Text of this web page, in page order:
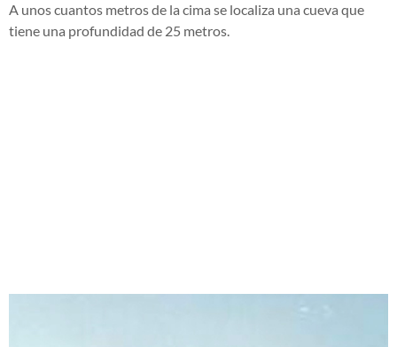
A unos cuantos metros de la cima se localiza una cueva que
tiene una profundidad de 25 metros.